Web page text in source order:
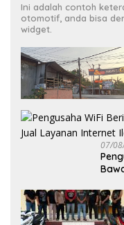
Ini adalah contoh
otomotif, anda bisa
widget.
07/